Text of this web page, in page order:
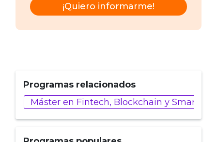
¡Quiero informarme!
Programas relacionados
Máster en Fintech, Blockchain y Smart